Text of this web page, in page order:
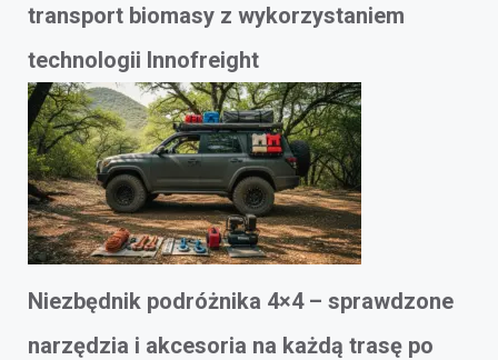
transport biomasy z wykorzystaniem
technologii Innofreight
Niezbędnik podróżnika 4×4 – sprawdzone
narzędzia i akcesoria na każdą trasę po